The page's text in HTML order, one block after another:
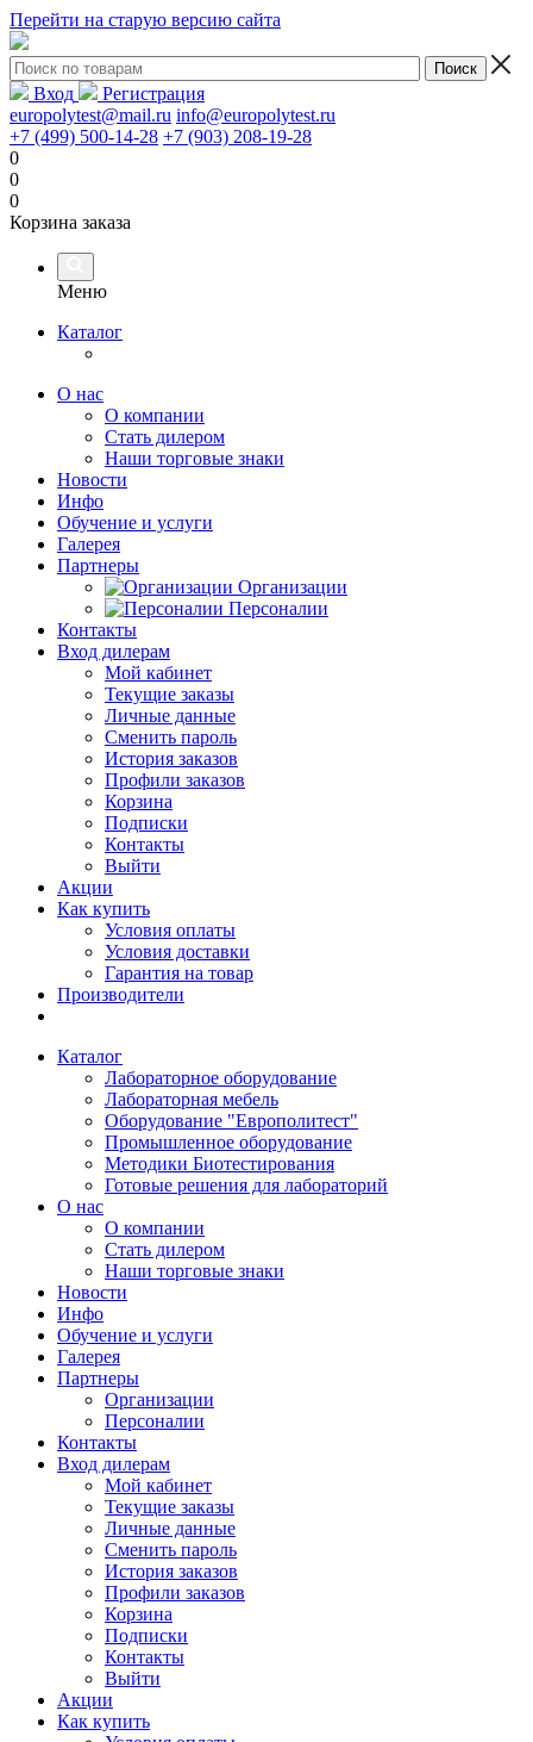
Перейти на старую версию сайта
Вход
Регистрация
europolytest@mail.ru info@europolytest.ru
+7 (499) 500-14-28 +7 (903) 208-19-28
0
0
0
Корзина заказа
Меню
Каталог
О нас
О компании
Стать дилером
Наши торговые знаки
Новости
Инфо
Обучение и услуги
Галерея
Партнеры
Организации
Персоналии
Контакты
Вход дилерам
Мой кабинет
Текущие заказы
Личные данные
Сменить пароль
История заказов
Профили заказов
Корзина
Подписки
Контакты
Выйти
Акции
Как купить
Условия оплаты
Условия доставки
Гарантия на товар
Производители
Каталог
Лабораторное оборудование
Лабораторная мебель
Оборудование "Европолитест"
Промышленное оборудование
Методики Биотестирования
Готовые решения для лабораторий
О нас
О компании
Стать дилером
Наши торговые знаки
Новости
Инфо
Обучение и услуги
Галерея
Партнеры
Организации
Персоналии
Контакты
Вход дилерам
Мой кабинет
Текущие заказы
Личные данные
Сменить пароль
История заказов
Профили заказов
Корзина
Подписки
Контакты
Выйти
Акции
Как купить